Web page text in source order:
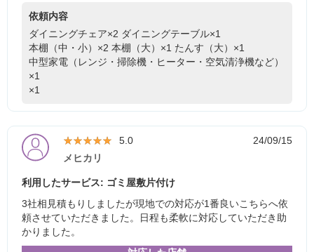
依頼内容
ダイニングチェア×2 ダイニングテーブル×1
本棚（中・小）×2 本棚（大）×1 たんす（大）×1
中型家電（レンジ・掃除機・ヒーター・空気清浄機など）
×1
×1
★★★★★
★★★★★ 5.0
24/09/15
メヒカリ
利用したサービス: ゴミ屋敷片付け
3社相見積もりしましたが現地での対応が1番良いこちらへ依
頼させていただきました。日程も柔軟に対応していただき助
かりました。